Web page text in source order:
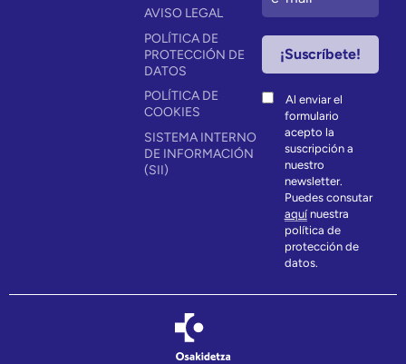
AVISO LEGAL
POLÍTICA DE
PROTECCIÓN DE
DATOS
POLÍTICA DE
COOKIES
SISTEMA INTERNO
DE INFORMACIÓN
(SII)
Al enviar el
formulario
acepto la
suscripción a
nuestro
newsletter.
Puedes consutar
aquínuestra
política de
protección de
datos.